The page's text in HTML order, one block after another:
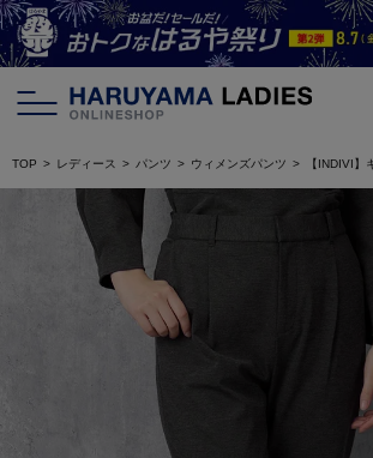
TOP レディース パンツ ウィメンズパンツ 【INDIVI